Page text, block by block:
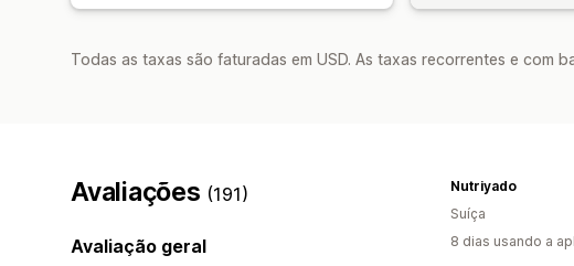
Todas as taxas são faturadas em USD. As taxas recorrentes e com
Avaliações (191)
Avaliação geral
Nutriyado
Suíça
8 dias usando a